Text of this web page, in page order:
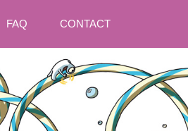
FAQ CONTACT